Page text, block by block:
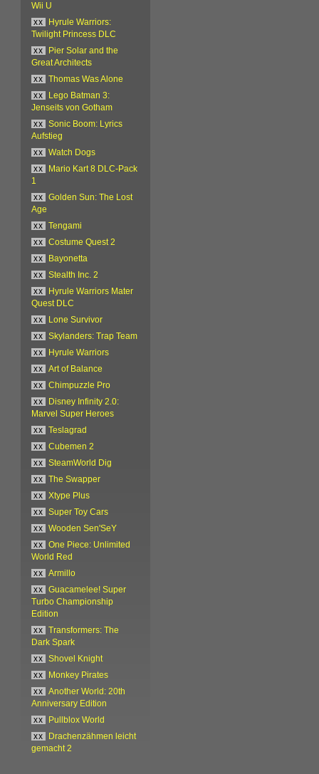
Wii U
xx
Hyrule Warriors:
Twilight Princess DLC
xx
Pier Solar and the
Great Architects
xx
Thomas Was Alone
xx
Lego Batman 3:
Jenseits von Gotham
xx
Sonic Boom: Lyrics
Aufstieg
xx
Watch Dogs
xx
Mario Kart 8 DLC-Pack
1
xx
Golden Sun: The Lost
Age
xx
Tengami
xx
Costume Quest 2
xx
Bayonetta
xx
Stealth Inc. 2
xx
Hyrule Warriors Mater
Quest DLC
xx
Lone Survivor
xx
Skylanders: Trap Team
xx
Hyrule Warriors
xx
Art of Balance
xx
Chimpuzzle Pro
xx
Disney Infinity 2.0:
Marvel Super Heroes
xx
Teslagrad
xx
Cubemen 2
xx
SteamWorld Dig
xx
The Swapper
xx
Xtype Plus
xx
Super Toy Cars
xx
Wooden Sen'SeY
xx
One Piece: Unlimited
World Red
xx
Armillo
xx
Guacamelee! Super
Turbo Championship
Edition
xx
Transformers: The
Dark Spark
xx
Shovel Knight
xx
Monkey Pirates
xx
Another World: 20th
Anniversary Edition
xx
Pullblox World
xx
Drachenzähmen leicht
gemacht 2